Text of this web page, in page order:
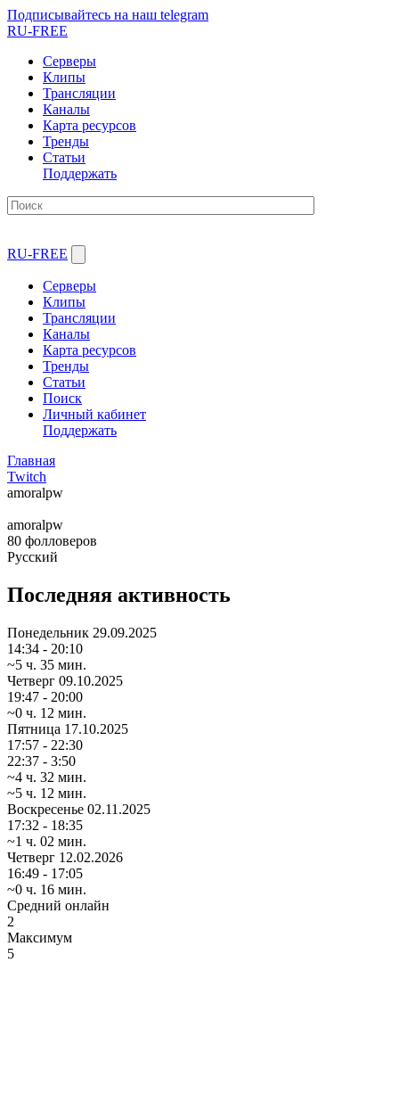
Подписывайтесь на наш telegram
RU-FREE
Серверы
Клипы
Трансляции
Каналы
Карта ресурсов
Тренды
Статьи
Поддержать
RU-FREE
Серверы
Клипы
Трансляции
Каналы
Карта ресурсов
Тренды
Статьи
Поиск
Личный кабинет
Поддержать
Главная
Twitch
amoralpw
amoralpw
80 фолловеров
Русский
Последняя активность
Понедельник 29.09.2025
14:34 - 20:10
~5 ч. 35 мин.
Четверг 09.10.2025
19:47 - 20:00
~0 ч. 12 мин.
Пятница 17.10.2025
17:57 - 22:30
22:37 - 3:50
~4 ч. 32 мин.
~5 ч. 12 мин.
Воскресенье 02.11.2025
17:32 - 18:35
~1 ч. 02 мин.
Четверг 12.02.2026
16:49 - 17:05
~0 ч. 16 мин.
Средний онлайн
2
Максимум
5